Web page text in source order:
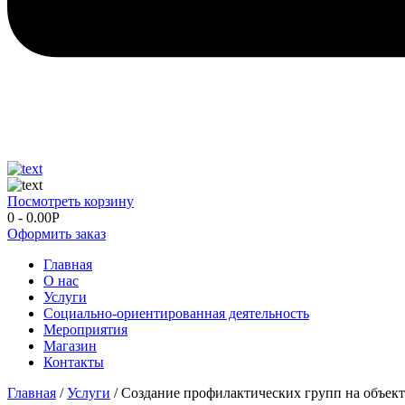
Посмотреть корзину
0 - 0.00Р
Оформить заказ
Главная
О нас
Услуги
Социально-ориентированная деятельность
Мероприятия
Магазин
Контакты
Главная /Услуги / Создание профилактических групп на